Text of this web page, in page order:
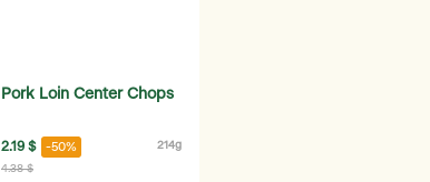
Pork Loin Center Chops
2.19 $ -50% 214g
4.38 $